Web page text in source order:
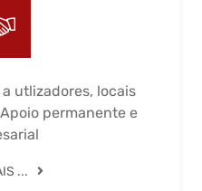
utlizadores, locais
permanente e
...